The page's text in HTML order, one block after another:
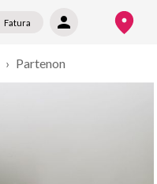
Fatura
› Partenon